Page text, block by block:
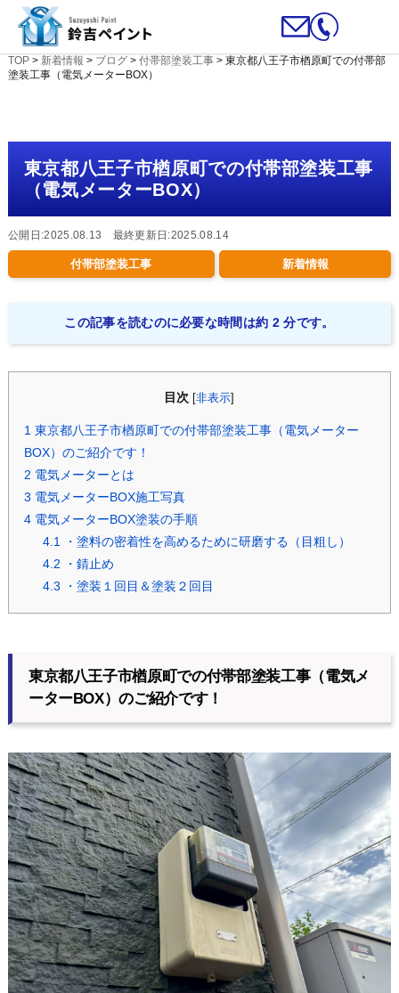
TOP> 新着情報 > ブログ> 付帯部塗装工事> 東京都八王子市楢原町での付帯部
塗装工事（電気メーターBOX）
東京都八王子市楢原町での付帯部塗装工事
（電気メーターBOX）
公開日:2025.08.13 最終更新日:2025.08.14
付帯部塗装工事 新着情報
この記事を読むのに必要な時間は約 2 分です。
目次 [非表示
1 東京都八王子市楢原町での付帯部塗装工事（電気メーター
BOX）のご紹介です！
2 電気メーターとは
3 電気メーターBOX施工写真
4電気メーターBOX塗装の手順
4.1
・塗料の密着性を高めるために研磨する（目粗し）
4.2 ・錆止め
4.3 ・塗装１回目＆塗装２回目
東京都八王子市楢原町での付帯部塗装工事（電気メ
ーターBOX）のご紹介です！